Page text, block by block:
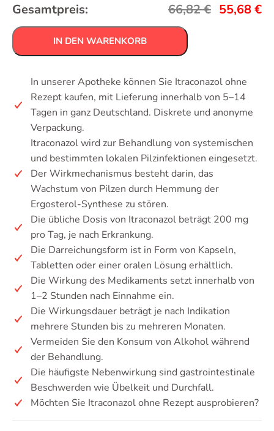
Gesamtpreis: 66,82€ 55,68€
IN DEN WARENKORB
In unserer Apotheke können Sie Itraconazol ohne
Rezept kaufen, mit Lieferung innerhalb von 5–14
Tagen in ganz Deutschland. Diskrete und anonyme
Verpackung.
Itraconazol wird zur Behandlung von systemischen
und bestimmten lokalen Pilzinfektionen eingesetzt.
Der Wirkmechanismus besteht darin, das
Wachstum von Pilzen durch Hemmung der
Ergosterol-Synthese zu stören.
Die übliche Dosis von Itraconazol beträgt 200 mg
pro Tag, je nach Erkrankung.
Die Darreichungsform ist in Form von Kapseln,
Tabletten oder einer oralen Lösung erhältlich.
Die Wirkung des Medikaments setzt innerhalb von
1–2 Stunden nach Einnahme ein.
Die Wirkungsdauer beträgt je nach Indikation
mehrere Stunden bis zu mehreren Monaten.
Vermeiden Sie den Konsum von Alkohol während
der Behandlung.
Die häufigste Nebenwirkung sind gastrointestinale
Beschwerden wie Übelkeit und Durchfall.
Möchten Sie Itraconazol ohne Rezept ausprobieren?